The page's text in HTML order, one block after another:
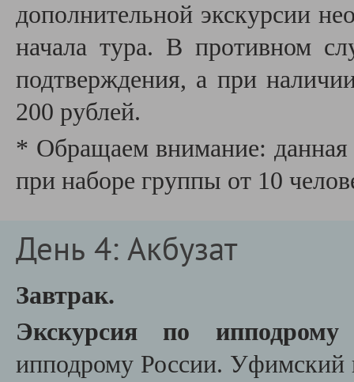
дополнительной экскурсии
начала тура. В противном
подтверждения, а при
200 рублей.
* Обращаем внимание: данная
при наборе группы от 10
День 4: Акбузат
Завтрак.
Экскурсия по
ипподрому России. Уфимский